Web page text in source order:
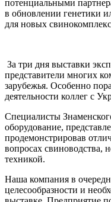
потенциальными
в обновлении генетики
для новых
За три дня выставки
представители многих
зарубежья. Особенно
деятельности коллег с
Специалисты
оборудование,
продемонстрировав
вопросах свиноводства,
техникой.
Наша компания в
целесообразности и